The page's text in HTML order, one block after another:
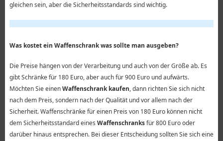
gleichen sein, aber die Sicherheitsstandards sind wichtig.
Was kostet ein Waffenschrank was sollte man ausgeben?
Die Preise hängen von der Verarbeitung und auch von der Größe ab. Es
gibt Schränke für 180 Euro, aber auch für 900 Euro und aufwärts.
Möchten Sie einenWaffenschrank kaufen, dann richten Sie sich nicht
nach dem Preis, sondern nach der Qualität und vor allem nach der
Sicherheit. Waffenschränke für einen Preis von 180 Euro können nicht
dem Sicherheitsstandard eines Waffenschranksfür 800 Euro oder
darüber hinaus entsprechen. Bei dieser Entscheidung sollten Sie sich eine